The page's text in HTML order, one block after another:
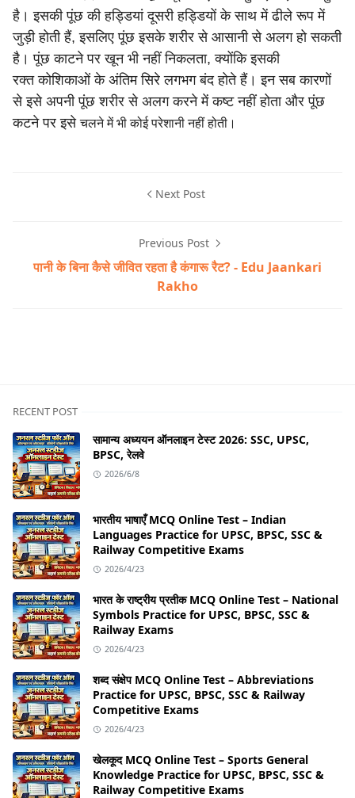
है। इसकी पूंछ की हड्डियां दूसरी हड्डियों के साथमें ढीले रूप में
जुड़ी होती हैं, इसलिए पूंछ इसके शरीर से आसानी से अलगहो सकती
है। पूंछ काटने पर खून भी नहीं निकलता, क्योंकि इसकी
रक्तकोशिकाओं के अंतिम सिरे लगभग बंद होते हैं। इन सब कारणों
से इसे अपनी पूंछ शरीर से अलग करने में कष्ट नहीं होता और पूंछ
कटने पर इसेचलने में भी कोई परेशानी नहीं होती।
Next Post
Previous Post
पानी के बिना कैसे जीवित रहता है कंगारू रैट? - Edu Jaankari
Rakho
RECENT POST
सामान्य अध्ययन ऑनलाइन टेस्ट 2026: SSC, UPSC,
BPSC, रेलवे
2026/6/8
भारतीय भाषाएँ MCQ Online Test – Indian
Languages Practice for UPSC, BPSC, SSC &
Railway Competitive Exams
2026/4/23
भारत के राष्ट्रीय प्रतीक MCQ Online Test – National
Symbols Practice for UPSC, BPSC, SSC &
Railway Exams
2026/4/23
शब्द संक्षेप MCQ Online Test – Abbreviations
Practice for UPSC, BPSC, SSC & Railway
Competitive Exams
2026/4/23
खेलकूद MCQ Online Test – Sports General
Knowledge Practice for UPSC, BPSC, SSC &
Railway Competitive Exams